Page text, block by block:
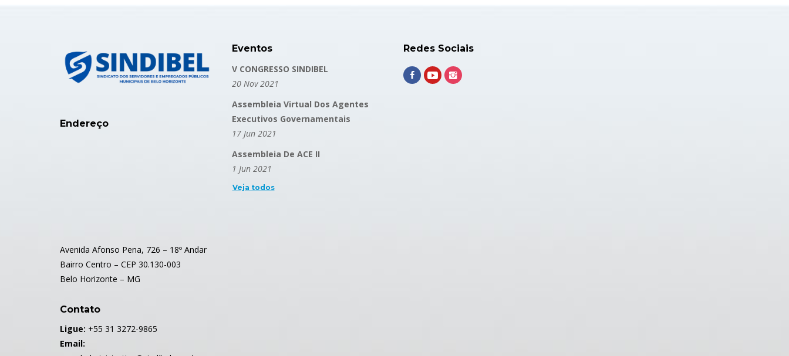
Endereço
Avenida Afonso Pena, 726 – 18º Andar
Bairro Centro – CEP 30.130-003
Belo Horizonte – MG
Contato
Ligue: +55 31 3272-9865
Email:
Eventos
V CONGRESSO SINDIBEL
20 Nov 2021
Assembleia Virtual Dos Agentes
Executivos Governamentais
17 Jun 2021
Assembleia De ACE II
1 Jun 2021
Veja todos
Redes Sociais